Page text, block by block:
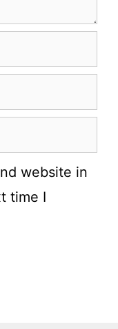
website in
time I